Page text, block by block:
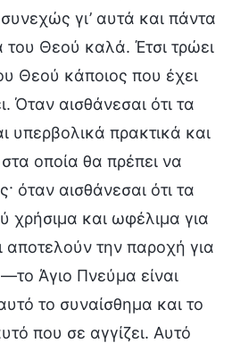
γι’ αυτά και πάντα
του Θεού καλά. Έτσι τρώει
Θεού κάποιος που έχει
Όταν αισθάνεσαι ότι τα
υπερβολικά πρακτικά και
οποία θα πρέπει να
όταν αισθάνεσαι ότι τα
χρήσιμα και ωφέλιμα για
αποτελούν την παροχή για
Άγιο Πνεύμα είναι
το συναίσθημα και το
που σε αγγίζει. Αυτό